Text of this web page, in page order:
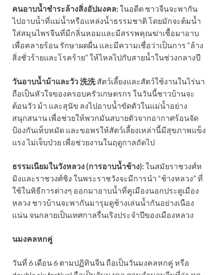
คนอาบน้ำชำระล้างสิ่งอัปมงคล:ในอดีต ชาวจีนจะพากัน
ไปอาบน้ำที่แม่น้ำหรือแหล่งน้ำธรรมชาติ โดยมักจะต้มน้ำ
ใส่สมุนไพรจีนที่มีกลิ่นหอมและมีสรรพคุณฆ่าเชื้อมาอาบ
เพื่อคลายร้อน รักษาผดผื่น และมีความเชื่อว่าเป็นการ “ล้าง
สิ่งชั่วร้ายและโรคร้าย” ให้ไหลไปกับสายน้ำในช่วงกลางปี
วันอาบน้ำม้าและวัว 洗洗สัตว์เลี้ยงและสัตว์ใช้งานในไร่นา
ถือเป็นหัวใจของครอบครัวเกษตรกร ในวันนี้ชาวบ้านจะ
ต้อนวัว ม้า และสุนัข ลงไปอาบน้ำขัดตัวในแม่น้ำอย่าง
สนุกสนาน เพื่อช่วยให้พวกมันสบายตัวจากอากาศร้อนจัด
ป้องกันเห็บหมัด และขอพรให้สัตว์เลี้ยงเหล่านี้มีสุขภาพแข็ง
แรง ไม่เจ็บป่วย เพื่อช่วยงานในฤดูกาลถัดไป
ธรรมเนียมในวังหลวง (การอาบน้ำช้าง):ในสมัยราชวงศ์ห
มิงและราชวงศ์ชิง ในพระราชวังจะมีการนำ “ช้างหลวง” ที่
ใช้ในพิธีการต่างๆ ออกมาอาบน้ำที่คูเมืองนอกประตูเมือง
หลวง ชาวบ้านจะพากันมารุมดูช้างเล่นน้ำกันอย่างเนือง
แน่น จนกลายเป็นเทศกาลรื่นเริงประจำปีของเมืองหลวง
นมงคลหกคู่
วันที่ 6 เดือน 6 ตามปฏิทินจีน ถือเป็นวันมงคลหกคู่ หรือ